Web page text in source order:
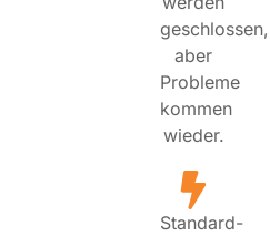
geschlossen,
aber
Probleme
kommen
wieder.
Standard-